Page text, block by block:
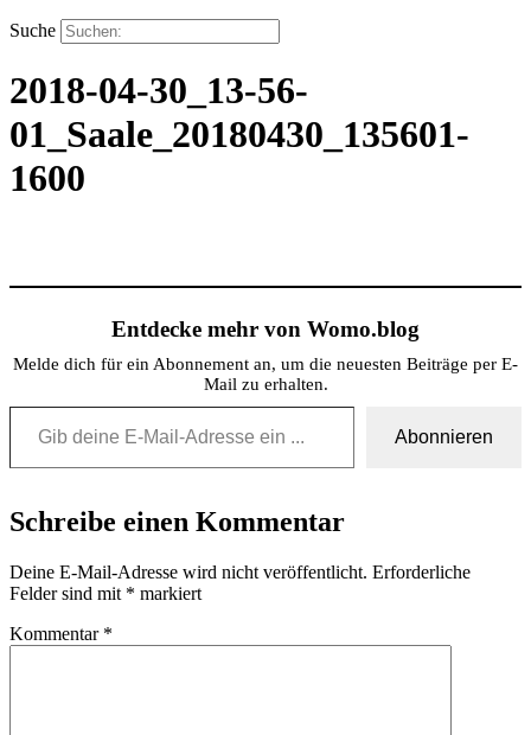
Suche
2018-04-30_13-56-
01_Saale_20180430_135601-
1600
Entdecke mehr von Womo.blog
Melde dich für ein Abonnement an, um die neuesten Beiträge per E-
Mail zu erhalten.
Gib deine E-Mail-Adresse ein ...
Abonnieren
Schreibe einen Kommentar
Deine E-Mail-Adresse wird nicht veröffentlicht. Erforderliche
Felder sind mit * markiert
Kommentar *